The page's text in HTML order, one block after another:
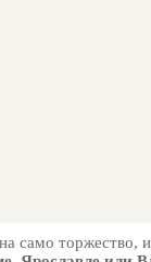
само торжество,